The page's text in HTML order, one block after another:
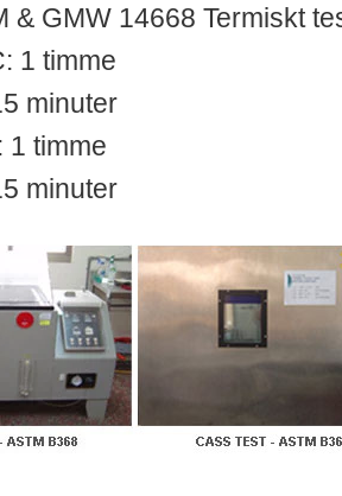
& GMW 14668 Termiskt
1 timme
minuter
1 timme
minuter